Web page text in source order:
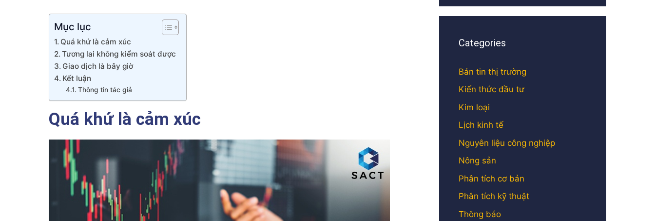
Mục lục
Quá khứ là cảm xúc
Tương lai không kiểm soát được
Giao dịch là bây giờ
Kết luận
Thông tin tác giả
Quá khứ là cảm xúc
Categories
Bản tin thị trường
Kiến thức đầu tư
Kim loại
Lịch kinh tế
Nguyên liệu công nghiệp
Nông sản
Phân tích cơ bản
Phân tích kỹ thuật
Thông báo